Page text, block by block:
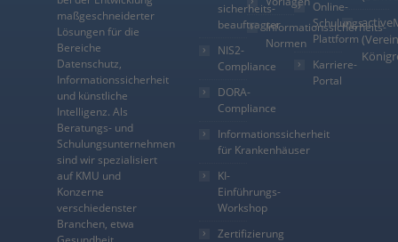
maßgeschneiderter
Lösungen für die
Bereiche
Datenschutz,
Informationssicherheit
und künstliche
Intelligenz. Als
Beratungs- und
Schulungsunternehmen
sind wir spezialisiert
auf KMU und
Konzerne
verschiedenster
Branchen, etwa
sicherheits­
beauftragter
NIS2-
Compliance
DORA-
Compliance
Informationssicherheit
für Krankenhäuser
KI-
Einführungs-
Workshop
Zertifizierung
Informationssicherheits-
Normen
Online-
Schulungs-
Plattform
Karriere-
Portal